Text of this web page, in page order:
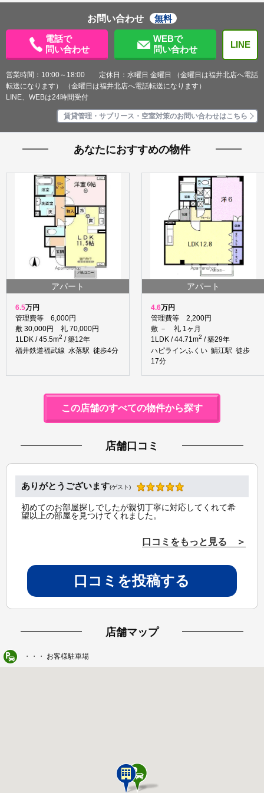
お問い合わせ
無料
電話で
問い合わせ
WEBで
問い合わせ
LINE
営業時間：10:00～18:00 定休日：水曜日 金曜日 （金曜日は福井北店へ電話
転送になります） （金曜日は福井北店へ電話転送になります）
LINE、WEBは24時間受付
賃貸管理・サブリース・空室対策のお問い合わせはこちら
あなたにおすすめの物件
アパート
6.5万円
管理費等 6,000円
敷 30,000円 礼 70,000円
1LDK / 45.5m2 / 築12年
福井鉄道福武線 水落駅 徒歩4分
アパート
4.6万円
管理費等 2,200円
敷 － 礼 1ヶ月
1LDK / 44.71m2 / 築29年
ハピラインふくい 鯖江駅 徒歩
17分
この店舗のすべての物件から探す
店舗口コミ
ありがとうございます(ゲスト)
初めてのお部屋探しでしたが親切丁寧に対応してくれて希
望以上の部屋を見つけてくれました。
口コミをもっと見る ＞
口コミを投稿する
店舗マップ
・・・ お客様駐車場